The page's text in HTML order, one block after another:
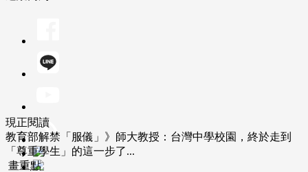
現正閱讀
教育部解禁「服儀」》師大教授：台灣中學校園，終於走到
「尊重學生」的這一步了...
畫重點